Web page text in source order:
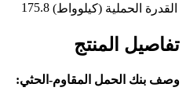
القدرة الحملية (كيلوواط) 175.8
تفاصيل المنتج
وصف بنك الحمل المقاوم-الحثي: